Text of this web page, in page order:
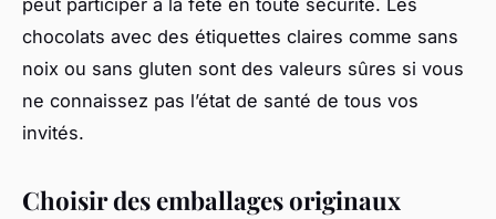
peut participer à la fête en toute sécurité. Les
chocolats avec des étiquettes claires comme sans
noix ou sans gluten sont des valeurs sûres si vous
ne connaissez pas l’état de santé de tous vos
invités.
Choisir des emballages originaux